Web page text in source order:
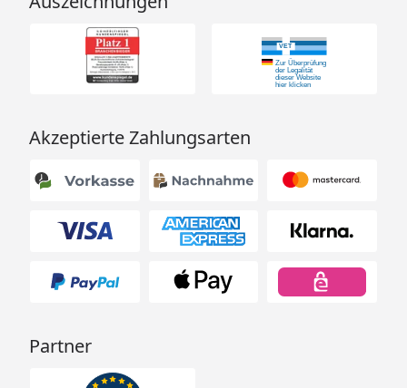
Akzeptierte Zahlungsarten
Partner